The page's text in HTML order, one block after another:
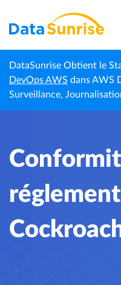
DataSunrise Obtient le
DevOps AWS dans AWS
Surveillance,
Accueil
Centre de
connaissances